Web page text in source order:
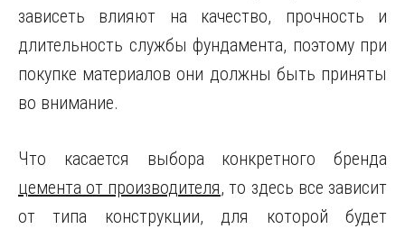
зависеть влияют на качество, прочность и
длительность службы фундамента, поэтому при
покупке материалов они должны быть приняты
во внимание.
Что касается выбора конкретного бренда
цемента от производителя, то здесь все зависит
от типа конструкции, для которой будет